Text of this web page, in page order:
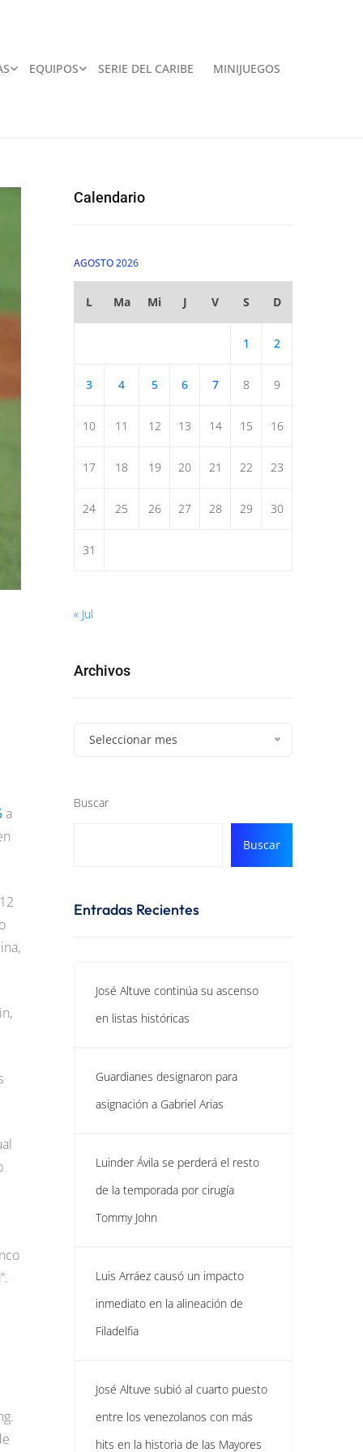
EQUIPOS SERIE DEL CARIBE MINIJUEGOS
a
Calendario
AGOSTO 2026
L Ma Mi J V S D
1 2
3 4 5 6 7 8 9
10 11 12 13 14 15 16
17 18 19 20 21 22 23
24 25 26 27 28 29 30
31
« Jul
Archivos
Seleccionar mes
Buscar
Buscar
Entradas Recientes
José Altuve continúa su ascenso
en listas históricas
Guardianes designaron para
asignación a Gabriel Arias
Luinder Ávila se perderá el resto
de la temporada por cirugía
Tommy John
Luis Arráez causó un impacto
inmediato en la alineación de
Filadelfia
José Altuve subió al cuarto puesto
entre los venezolanos con más
hits en la historia de las Mayores